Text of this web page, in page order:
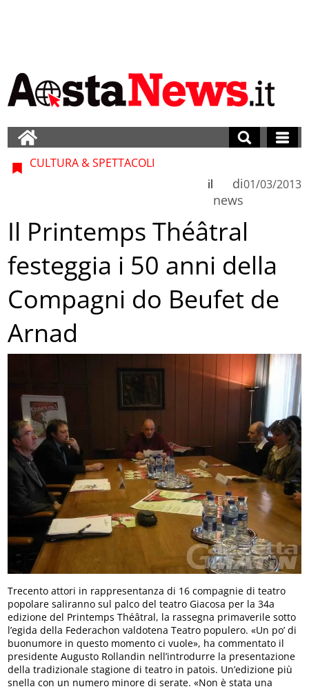
CULTURA & SPETTACOLI
di
news
il 01/03/2013
Il Printemps Théâtral
festeggia i 50 anni della
Compagni do Beufet de
Arnad
Trecento attori in rappresentanza di 16 compagnie di teatro
popolare saliranno sul palco del teatro Giacosa per la 34a
edizione del Printemps Théâtral, la rassegna primaverile sotto
l’egida della Federachon valdotena Teatro populero. «Un po’ di
buonumore in questo momento ci vuole», ha commentato il
presidente Augusto Rollandin nell’introdurre la presentazione
della tradizionale stagione di teatro in patois. Un’edizione più
snella con un numero minore di serate. «Non è stata una